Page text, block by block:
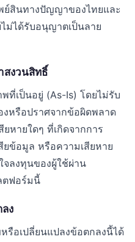
สินทางปัญญาของไทยและ
ม่ได้รับอนุญาตเป็นลาย
สงวนสิทธิ์
ที่เป็นอยู่ (As-Is) โดยไม่รับ
หรือปราศจากข้อผิดพลาด
หายใดๆ ที่เกิดจากการ
ข้อมูล หรือความเสียหาย
จลงทุนของผู้ใช้ผ่าน
ตฟอร์มนี้
ง
รือเปลี่ยนแปลงข้อตกลงนี้ได้